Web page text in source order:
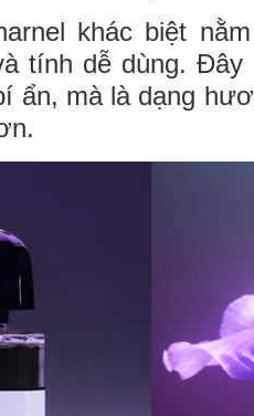
khác biệt
tính dễ dùng. Đây
ẩn, mà là dạng